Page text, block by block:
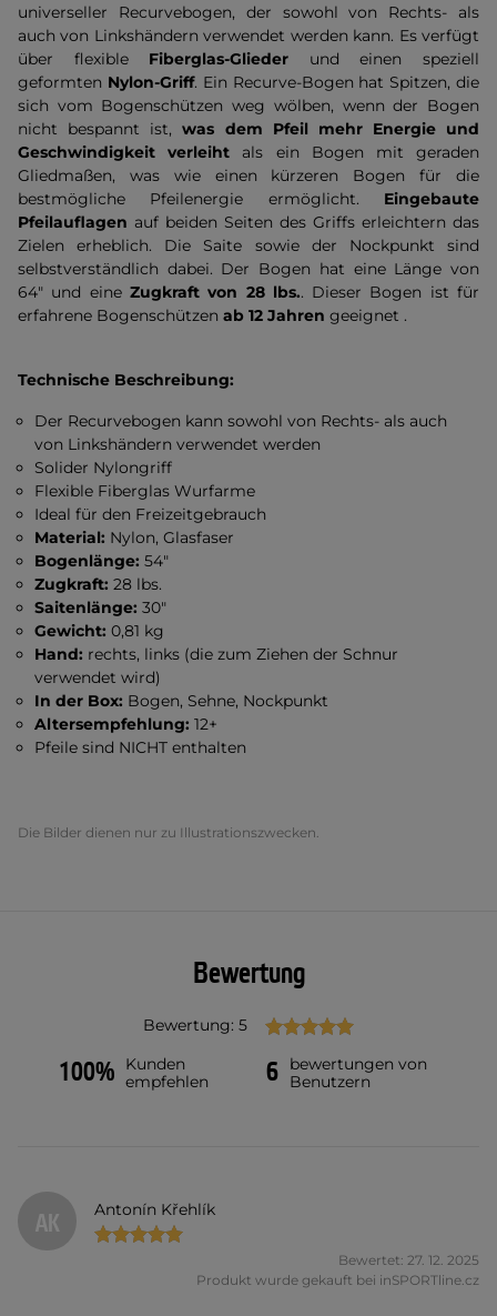
universeller Recurvebogen, der sowohl von Rechts- als
auch von Linkshändern verwendet werden kann. Es verfügt
über flexible Fiberglas-Glieder und einen speziell
geformten Nylon-Griff. Ein Recurve-Bogen hat Spitzen, die
sich vom Bogenschützen weg wölben, wenn der Bogen
nicht bespannt ist,was dem Pfeil mehr Energie und
Geschwindigkeit verleiht als ein Bogen mit geraden
Gliedmaßen, was wie einen kürzeren Bogen für die
bestmögliche Pfeilenergie ermöglicht. Eingebaute
Pfeilauflagen auf beiden Seiten des Griffs erleichtern das
Zielen erheblich. Die Saite sowie der Nockpunkt sind
selbstverständlich dabei. Der Bogen hat eine Länge von
64" und eine Zugkraft von 28 lbs.. Dieser Bogen ist für
erfahrene Bogenschützen ab 12 Jahren geeignet .
Technische Beschreibung:
Der Recurvebogen kann sowohl von Rechts- als auch
von Linkshändern verwendet werden
Solider Nylongriff
Flexible Fiberglas Wurfarme
Ideal für den Freizeitgebrauch
Material: Nylon, Glasfaser
Bogenlänge: 54"
Zugkraft: 28 lbs.
Saitenlänge: 30"
Gewicht: 0,81 kg
Hand: rechts, links (die zum Ziehen der Schnur
verwendet wird)
In der Box: Bogen, Sehne, Nockpunkt
Altersempfehlung: 12+
Pfeile sind NICHT enthalten
Die Bilder dienen nur zu Illustrationszwecken.
Bewertung
Bewertung: 5
100%
Kunden
empfehlen
6
bewertungen von
Benutzern
AK Antonín Křehlík
Bewertet: 27. 12. 2025
Produkt wurde gekauft bei inSPORTline.cz